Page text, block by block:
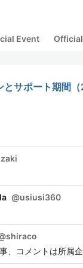
Event
サポート期間（
@usiusi360
shiraco
、コメントは所属